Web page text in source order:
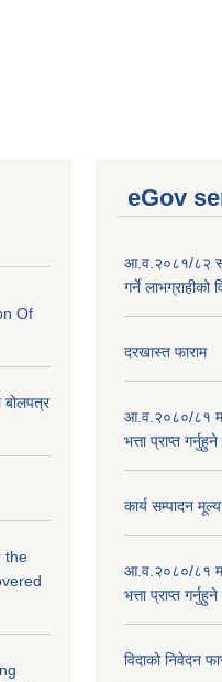
Of
बोलपत्र
the
eGov
आ.व.२०८१/८२
गर्ने लाभग्राहीको
दरखास्त फाराम
आ.व.२०८०/८१ मा
भत्ता प्राप्त
कार्य सम्पादन
आ.व.२०८०/८१ मा
भत्ता प्राप्त
विदाको निवेदन